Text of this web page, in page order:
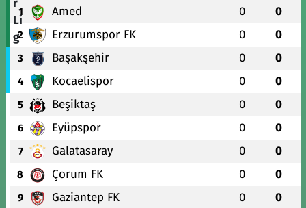
1 Amed 0 0
2 Erzurumspor FK 0 0
3 Başakşehir 0 0
4 Kocaelispor 0 0
5 Beşiktaş 0 0
6 Eyüpspor 0 0
7 Galatasaray 0 0
8 Çorum FK 0 0
9 Gaziantep FK 0 0